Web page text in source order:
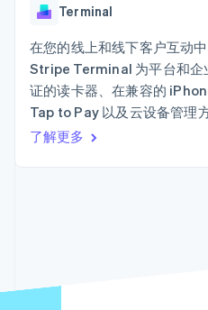
Terminal
Authorization
Boost
支付成功率优
化
Link
加速结账
按行业
AI 企业
创作者经济
资源
应用集成
代码示例
开发者博客
Stripe
联系
成为合作
Terminal
在您的线上和线下客户互动
Stripe Terminal 为平台和企
证的读卡器、在兼容的
Tap to Pay 以及云设备管理方
了解更多